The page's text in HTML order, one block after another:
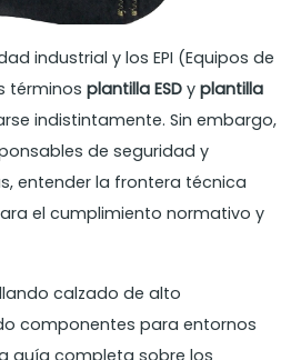
industrial y los EPI (Equipos de
términosplantilla ESD yplantilla
indistintamente. Sin embargo,
de seguridad y
entender la frontera técnica
el cumplimiento normativo y
calzado de alto
componentes para entornos